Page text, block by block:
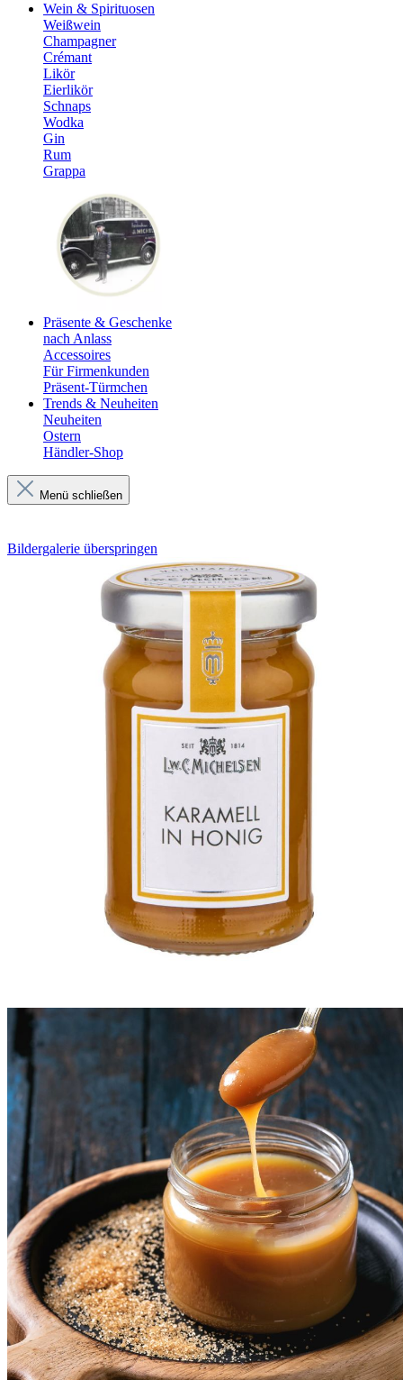
Wein & Spirituosen
Weißwein
Champagner
Crémant
Likör
Eierlikör
Schnaps
Wodka
Gin
Rum
Grappa
Präsente & Geschenke
nach Anlass
Accessoires
Für Firmenkunden
Präsent-Türmchen
Trends & Neuheiten
Neuheiten
Ostern
Händler-Shop
Menü schließen
Bildergalerie überspringen